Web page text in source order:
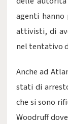
agenti hanno
attivisti, di
nel tentativo
Anche ad
stati di
che si sono
Woodruff